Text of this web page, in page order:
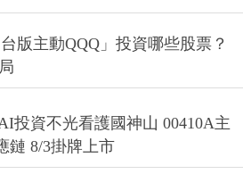
版主動QQQ」投資哪些股票？
投資不光看護國神山 00410A主
鏈 8/3掛牌上市